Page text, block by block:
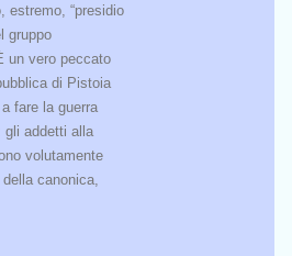
estremo, “presidio
gruppo
un vero peccato
di Pistoia
fare la guerra
gli addetti alla
volutamente
canonica,